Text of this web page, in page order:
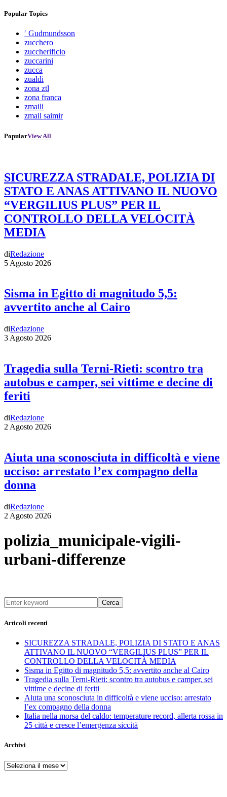
Popular Topics
′ Gudmundsson
zucchero
zuccherificio
zuccarini
zucca
zualdi
zona ztl
zona franca
zmaili
zmail saimir
PopularView All
SICUREZZA STRADALE, POLIZIA DI
STATO E ANAS ATTIVANO IL NUOVO
“VERGILIUS PLUS” PER IL
CONTROLLO DELLA VELOCITÀ
MEDIA
diRedazione
5 Agosto 2026
Sisma in Egitto di magnitudo 5,5:
avvertito anche al Cairo
diRedazione
3 Agosto 2026
Tragedia sulla Terni-Rieti: scontro tra
autobus e camper, sei vittime e decine di
feriti
diRedazione
2 Agosto 2026
Aiuta una sconosciuta in difficoltà e viene
ucciso: arrestato l’ex compagno della
donna
diRedazione
2 Agosto 2026
polizia_municipale-vigili-
urbani-differenze
Cerca
Articoli recenti
SICUREZZA STRADALE, POLIZIA DI STATO E ANAS
ATTIVANO IL NUOVO “VERGILIUS PLUS” PER IL
CONTROLLO DELLA VELOCITÀ MEDIA
Sisma in Egitto di magnitudo 5,5: avvertito anche al Cairo
Tragedia sulla Terni-Rieti: scontro tra autobus e camper, sei
vittime e decine di feriti
Aiuta una sconosciuta in difficoltà e viene ucciso: arrestato
l’ex compagno della donna
Italia nella morsa del caldo: temperature record, allerta rossa in
25 città e cresce l’emergenza siccità
Archivi
Archivi